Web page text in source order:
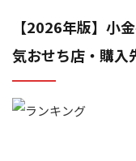
【2026年版】小
気おせち店・購入